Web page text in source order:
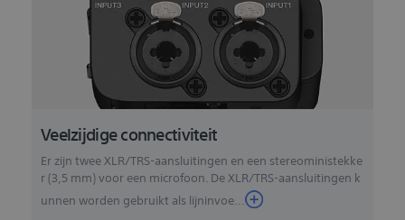
Veelzijdige connectiviteit
Er zijn twee XLR/TRS-aansluitingen en een stereoministekke
r (3,5 mm) voor een microfoon. De XLR/TRS-aansluitingen k
unnen worden gebruikt als lijninvoe...